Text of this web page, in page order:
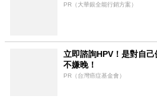
PR（大華銀全能行銷方案）
立即諮詢HPV！是對自
不嫌晚！
PR（台灣癌症基金會）